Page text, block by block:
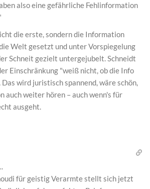
also eine gefährliche Fehlinformation
die erste, sondern die Information
Welt gesetzt und unter Vorspiegelung
Schneit gezielt untergejubelt. Schneidt
Einschränkung "weiß nicht, ob die Info
wird juristisch spannend, wäre schön,
auch weiter hören – auch wenn's für
ausgeht.
für geistig Verarmte stellt sich jetzt